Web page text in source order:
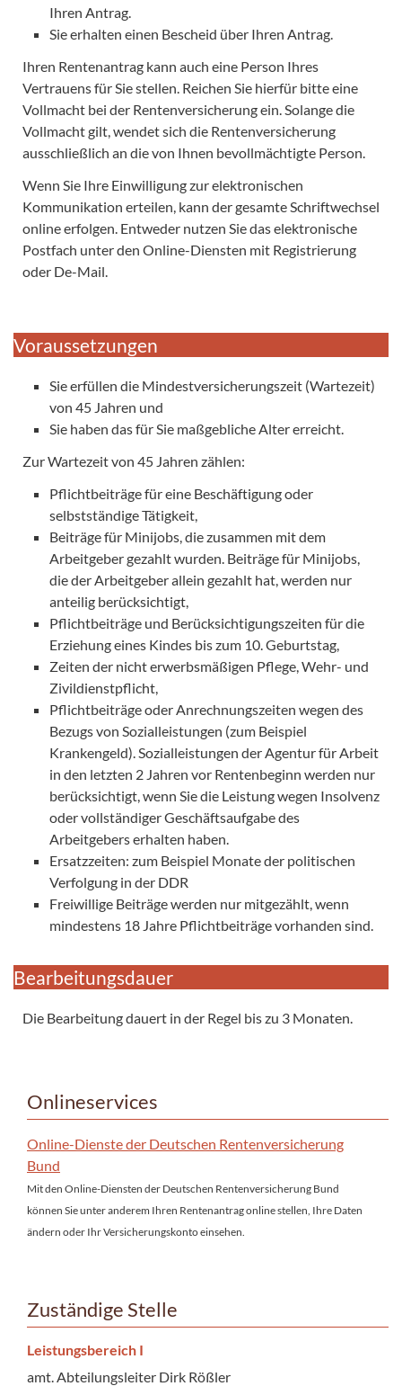
Ihren Antrag.
Sie erhalten einen Bescheid über Ihren Antrag.
Ihren Rentenantrag kann auch eine Person Ihres
Vertrauens für Sie stellen. Reichen Sie hierfür bitte eine
Vollmacht bei der Rentenversicherung ein. Solange die
Vollmacht gilt, wendet sich die Rentenversicherung
ausschließlich an die von Ihnen bevollmächtigte Person.
Wenn Sie Ihre Einwilligung zur elektronischen
Kommunikation erteilen, kann der gesamte Schriftwechsel
online erfolgen. Entweder nutzen Sie das elektronische
Postfach unter den Online-Diensten mit Registrierung
oder De-Mail.
Voraussetzungen
Sie erfüllen die Mindestversicherungszeit (Wartezeit)
von 45 Jahren und
Sie haben das für Sie maßgebliche Alter erreicht.
Zur Wartezeit von 45 Jahren zählen:
Pflichtbeiträge für eine Beschäftigung oder
selbstständige Tätigkeit,
Beiträge für Minijobs, die zusammen mit dem
Arbeitgeber gezahlt wurden. Beiträge für Minijobs,
die der Arbeitgeber allein gezahlt hat, werden nur
anteilig berücksichtigt,
Pflichtbeiträge und Berücksichtigungszeiten für die
Erziehung eines Kindes bis zum 10. Geburtstag,
Zeiten der nicht erwerbsmäßigen Pflege, Wehr- und
Zivildienstpflicht,
Pflichtbeiträge oder Anrechnungszeiten wegen des
Bezugs von Sozialleistungen (zum Beispiel
Krankengeld). Sozialleistungen der Agentur für Arbeit
in den letzten 2 Jahren vor Rentenbeginn werden nur
berücksichtigt, wenn Sie die Leistung wegen Insolvenz
oder vollständiger Geschäftsaufgabe des
Arbeitgebers erhalten haben.
Ersatzzeiten: zum Beispiel Monate der politischen
Verfolgung in der DDR
Freiwillige Beiträge werden nur mitgezählt, wenn
mindestens 18 Jahre Pflichtbeiträge vorhanden sind.
Bearbeitungsdauer
Die Bearbeitung dauert in der Regel bis zu 3 Monaten.
Onlineservices
Online-Dienste der Deutschen Rentenversicherung
Bund
Mit den Online-Diensten der Deutschen Rentenversicherung Bund
können Sie unter anderem Ihren Rentenantrag online stellen, Ihre Daten
ändern oder Ihr Versicherungskonto einsehen.
Zuständige Stelle
Leistungsbereich I
amt. Abteilungsleiter Dirk Rößler